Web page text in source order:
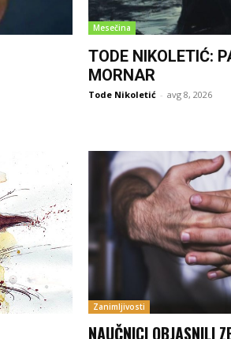
Mesečina
TODE NIKOLETIĆ:
MORNAR
Tode Nikoletić - avg 8, 2026
Zanimljivosti
NAUČNICI OBJASNILI